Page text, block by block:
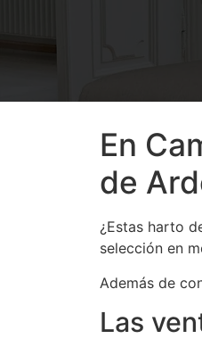
En
de
¿Estas harto
selección en
Además de
Las